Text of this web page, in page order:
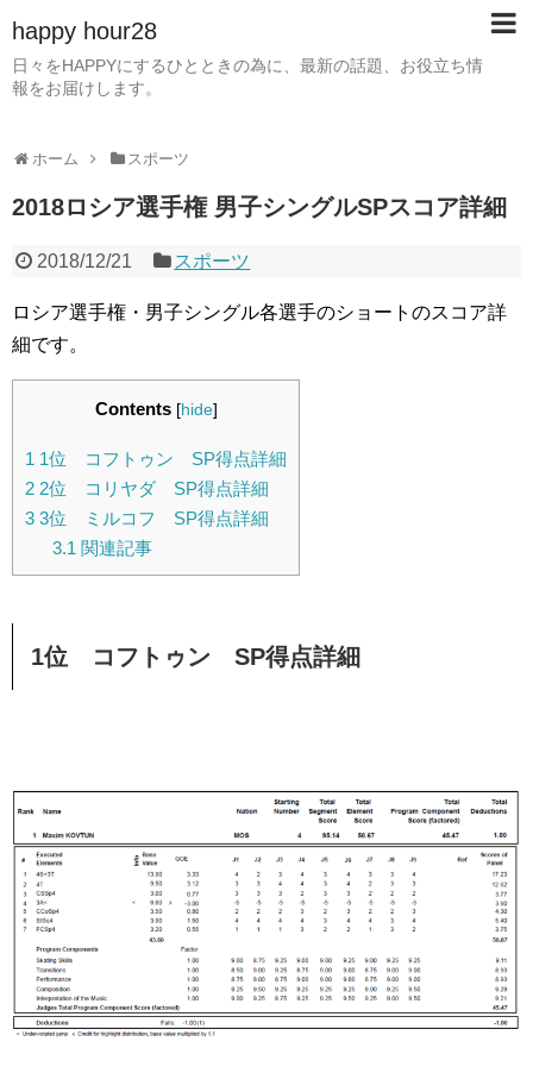
happy hour28
日々をHAPPYにするひとときの為に、最新の話題、お役立ち情
報をお届けします。
ホーム スポーツ
2018ロシア選手権 男子シングルSPスコア詳細
2018/12/21 スポーツ
ロシア選手権・男子シングル各選手のショートのスコア詳
細です。
Contents [hide]
1 1位 コフトゥン SP得点詳細
2 2位 コリヤダ SP得点詳細
3 3位 ミルコフ SP得点詳細
3.1 関連記事
1位 コフトゥン SP得点詳細